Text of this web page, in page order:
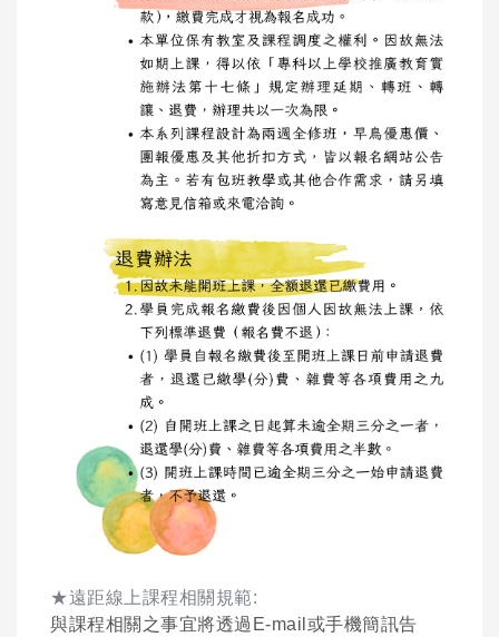
★遠距線上課程相關規範:
與課程相關之事宜將透過E-mail或手機簡訊告